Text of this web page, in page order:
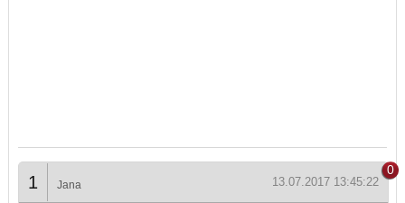
0
1 Jana 13.07.2017 13:45:22